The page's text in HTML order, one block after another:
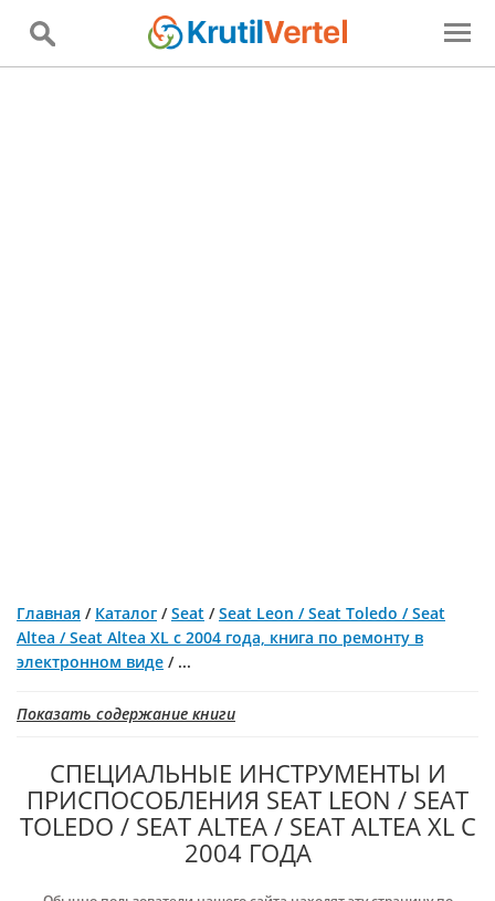
Главная / Каталог /Seat /Seat Leon / Seat Toledo / Seat
Altea / Seat Altea XL с 2004 года, книга по ремонту в
электронном виде / ...
Показать содержание книги
СПЕЦИАЛЬНЫЕ ИНСТРУМЕНТЫ И
ПРИСПОСОБЛЕНИЯ SEAT LEON / SEAT
TOLEDO / SEAT ALTEA / SEAT ALTEA XL С
2004 ГОДА